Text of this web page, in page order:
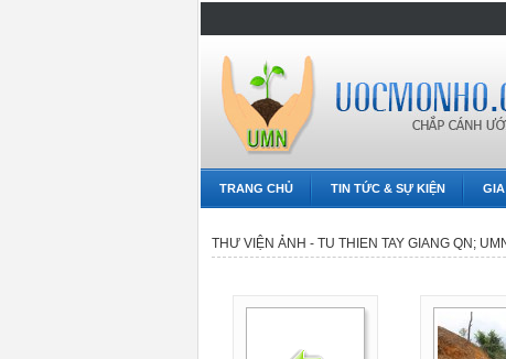
TRANG CHỦ TIN TỨC & SỰ KIỆN
THƯ VIỆN ẢNH - TU THIEN TAY GIANG QN;